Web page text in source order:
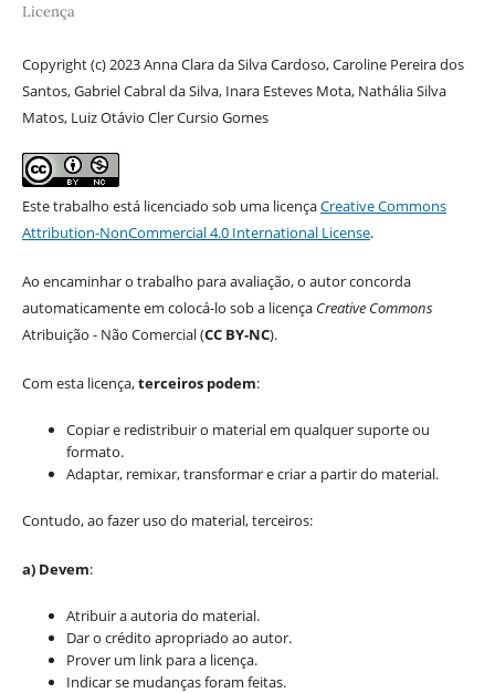
Licença
Copyright (c) 2023 Anna Clara da Silva Cardoso, Caroline Pereira dos
Santos, Gabriel Cabral da Silva, Inara Esteves Mota, Nathália Silva
Matos, Luiz Otávio Cler Cursio Gomes
Este trabalho está licenciado sob uma licençaCreative Commons
Attribution-NonCommercial 4.0 International License.
Ao encaminhar o trabalho para avaliação, o autor concorda
automaticamente em colocá-lo sob a licença Creative Commons
Atribuição - Não Comercial (CC BY-NC).
Com esta licença,terceiros podem:
Copiar e redistribuir o material em qualquer suporte ou
formato.
Adaptar, remixar, transformar e criar a partir do material.
Contudo, ao fazer uso do material, terceiros:
a) Devem:
Atribuir a autoria do material.
Dar o crédito apropriado ao autor.
Prover um link para a licença.
Indicar se mudanças foram feitas.